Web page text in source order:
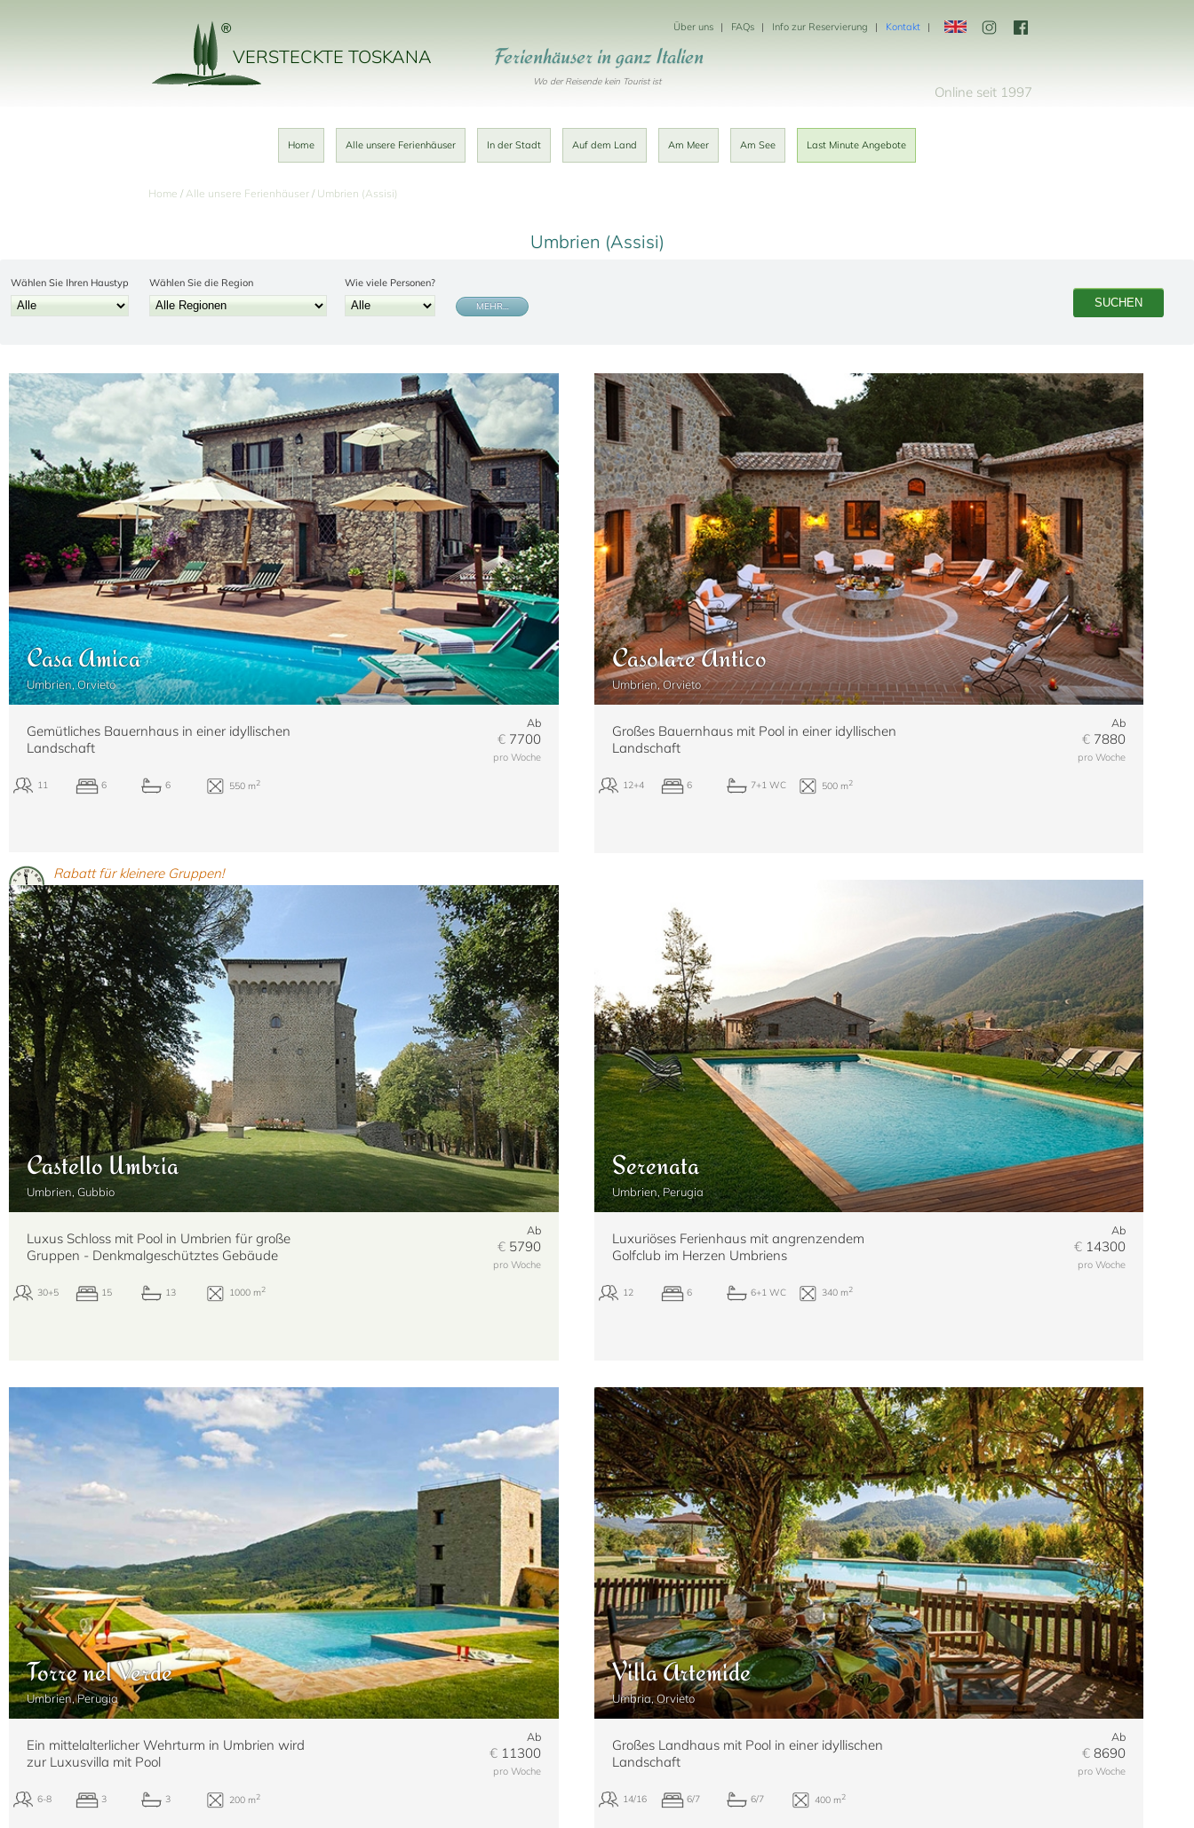
VERSTECKTE TOSKANA
Über uns FAQs Info zur Reservierung Kontakt
Ferienhäuser in ganz Italien
Wo der Reisende kein Tourist ist
Online seit 1997
Home Alle unsere Ferienhäuser In der Stadt Auf dem Land Am Meer Am See Last Minute Angebote
Home Alle unsere Ferienhäuser Umbrien (Assisi)
Umbrien (Assisi)
Wählen Sie Ihren Haustyp Wählen Sie die Region Wie viele Personen?
MEHR…
Casa Amica
Umbrien, Orvieto
Gemütliches Bauernhaus in einer idyllischen
Landschaft
Ab
€7700
pro Woche
11 6 6 550 m2
Casolare Antico
Umbrien, Orvieto
Großes Bauernhaus mit Pool in einer idyllischen
Landschaft
Ab
€ 7880
pro Woche
12+4 7+1 WC 500 m2
Rabatt für kleinere Gruppen!
Castello Umbria
Umbrien, Gubbio
Luxus Schloss mit Pool in Umbrien für große
Gruppen - Denkmalgeschütztes Gebäude
Ab
€5790
pro Woche
30+5 15 13 1000 m2
Serenata
Umbrien, Perugia
Luxuriöses Ferienhaus mit angrenzendem
Golfclub im Herzen Umbriens
Ab
€ 14300
pro Woche
12 6 6+1 WC 340 m2
Torre nel Verde
Umbrien, Perugia
Ein mittelalterlicher Wehrturm in Umbrien wird
zur Luxusvilla mit Pool
Ab
€11300
pro Woche
Villa Artemide
Umbria, Orvieto
Großes Landhaus mit Pool in einer idyllischen
Landschaft
Ab
€ 8690
pro Woche